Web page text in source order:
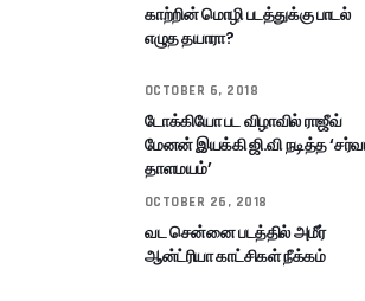
காற்றின் மொழி படத்துக்கு பாடல்
எழுத தயாரா?
OCTOBER 6, 2018
டோக்கியோ பட விழாவில் ராஜீவ்
மேனன் இயக்கி ஜி.வி நடித்த
தாளமயம்’
OCTOBER 26, 2018
வட சென்னை படத்தில் அமீர்
ஆன்ட்ரியா காட்சிகள் நீக்கம்